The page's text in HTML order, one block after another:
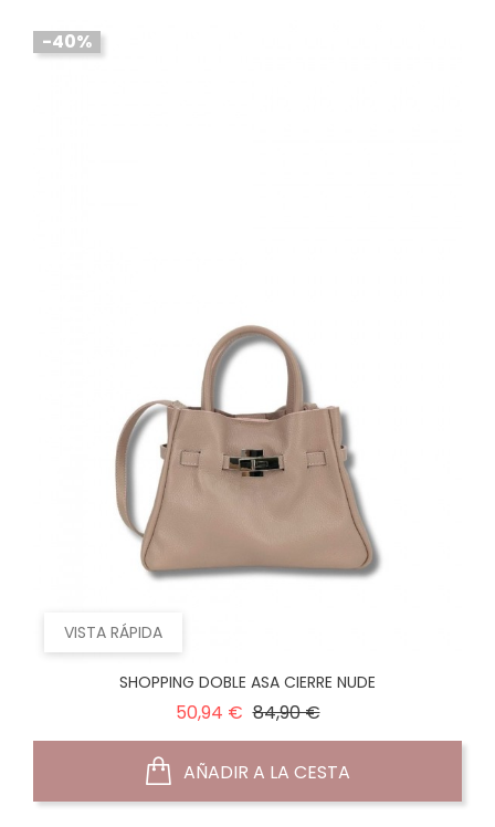
VISTA RÁPIDA
-40%
SHOPPING DOBLE ASA CIERRE NUDE
50,94 € Precio
84,90 €Precio
AÑADIR A LA CESTA